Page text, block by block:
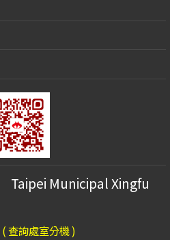
Taipei Municipal Xingfu
( 查詢處室分機 )